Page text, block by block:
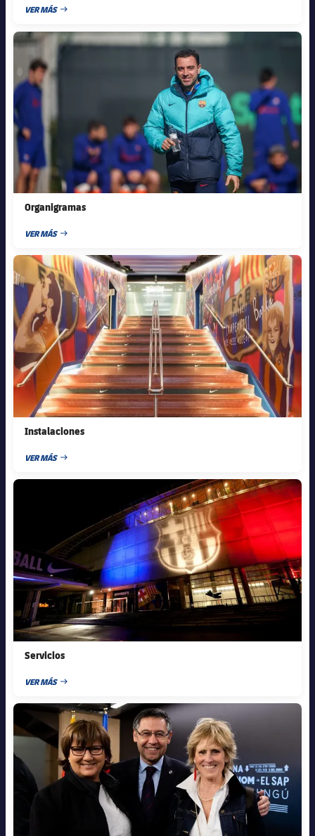
VER MÁS
FECHA DE PUBLICACIÓN
FC Barcelona club badge
Organigramas
VER MÁS
FECHA DE PUBLICACIÓN
FC Barcelona club badge
Instalaciones
VER MÁS
FECHA DE PUBLICACIÓN
FC Barcelona club badge
Servicios
VER MÁS
FECHA DE PUBLICACIÓN
FC Barcelona club badge